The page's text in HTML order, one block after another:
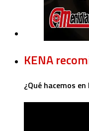
KENA
¿Qué hacemos